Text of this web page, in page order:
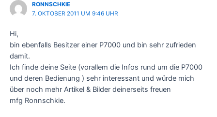
RONNSCHKIE
7. OKTOBER 2011 UM 9:46 UHR
Hi,
bin ebenfalls Besitzer einer P7000 und bin sehr zufrieden
damit.
Ich finde deine Seite (vorallem die Infos rund um die P7000
und deren Bedienung ) sehr interessant und würde mich
über noch mehr Artikel & Bilder deinerseits freuen
mfg Ronnschkie.